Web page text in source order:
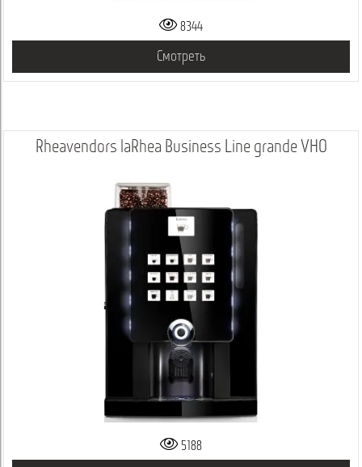
8344
Смотреть
Rheavendors laRhea Business Line grande VHO
5188